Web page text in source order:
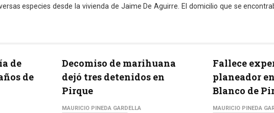
especies desde la vivienda de Jaime De Aguirre. El domicilio que se
de
de
Decomiso de marihuana
dejó tres detenidos en
Pirque
MAURICIO PINEDA GARDELLA
Fallece
planeador
Blanco de
MAURICIO PINEDA